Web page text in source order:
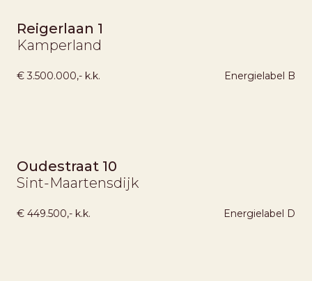
Reigerlaan 1
Kamperland
€ 3.500.000,- k.k. Energielabel B
Oudestraat 10
Sint-Maartensdijk
€ 449.500,- k.k. Energielabel D